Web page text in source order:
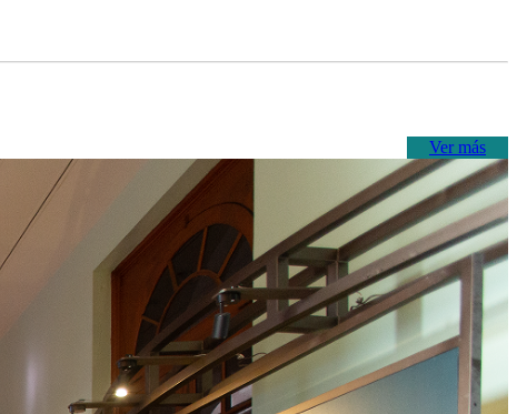
Ver más